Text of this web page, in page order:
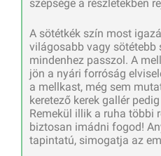
szépsége a részletekben
A sötétkék szín most
világosabb vagy sötétebb
mindenhez passzol. A
jön a nyári forróság
a mellkast, még sem
keretező kerek gallér
Remekül illik a ruha többi
biztosan imádni fogod!
tapintatú, simogatja az